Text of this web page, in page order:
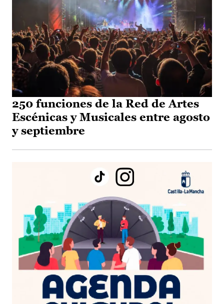
250 funciones de la Red de Artes
Escénicas y Musicales entre agosto
y septiembre